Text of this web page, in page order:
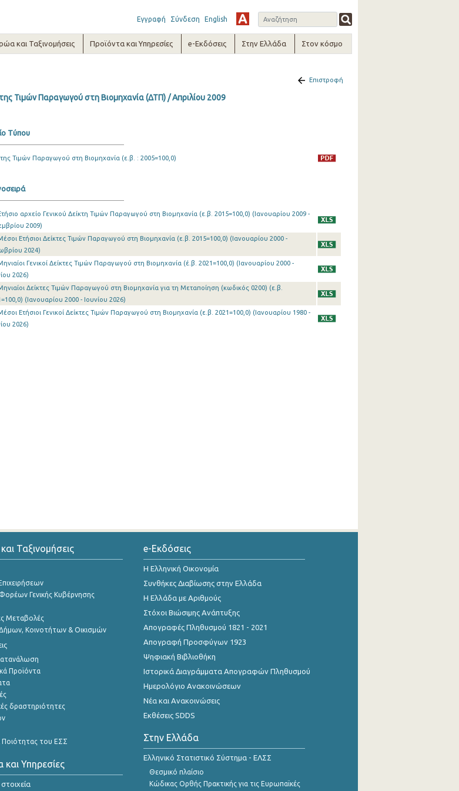
Εγγραφή Σύνδεση English
και Ταξινομήσεις Προϊόντα και Υπηρεσίες e-Εκδόσεις Στην Ελλάδα Στον κόσμο
Επιστροφή
Τιμών Παραγωγού στη Βιομηχανία (ΔΤΠ) / Απριλίου 2009
Τύπου
Τιμών Παραγωγού στη Βιομηχανία (ε.β. : 2005=100,0)
αρχείο Γενικού Δείκτη Τιμών Παραγωγού στη Βιομηχανία (ε.β. 2015=100,0) (Ιανουαρίου 2009 -
2009)
Ετήσιοι Δείκτες Τιμών Παραγωγού στη Βιομηχανία (ε.β. 2015=100,0) (Ιανουαρίου 2000 -
2024)
Γενικοί Δείκτες Τιμών Παραγωγού στη Βιομηχανία (έ.β. 2021=100,0) (Ιανουαρίου 2000 -
2026)
Δείκτες Τιμών Παραγωγού στη Βιομηχανία για τη Μεταποίηση (κωδικός 0200) (ε.β.
(Ιανουαρίου 2000 - Ιουνίου 2026)
Ετήσιοι Γενικοί Δείκτες Τιμών Παραγωγού στη Βιομηχανία (ε.β. 2021=100,0) (Ιανουαρίου 1980 -
2026)
Ταξινομήσεις
Γενικής Κυβέρνησης
Μεταβολές
Κοινοτήτων & Οικισμών
Προϊόντα
δραστηριότητες
του ΕΣΣ
και Υπηρεσίες
e-Εκδόσεις
Η Ελληνική Οικονομία
Συνθήκες Διαβίωσης στην Ελλάδα
Η Ελλάδα με Αριθμούς
Στόχοι Βιώσιμης Ανάπτυξης
Απογραφές Πληθυσμού 1821 - 2021
Απογραφή Προσφύγων 1923
Ψηφιακή Βιβλιοθήκη
Ιστορικά Διαγράμματα Απογραφών Πληθυσμού
Ημερολόγιο Ανακοινώσεων
Νέα και Ανακοινώσεις
Εκθέσεις SDDS
Στην Ελλάδα
Ελληνικό Στατιστικό Σύστημα - ΕΛΣΣ
Θεσμικό πλαίσιο
Κώδικας Ορθής Πρακτικής για τις Ευρωπαϊκές